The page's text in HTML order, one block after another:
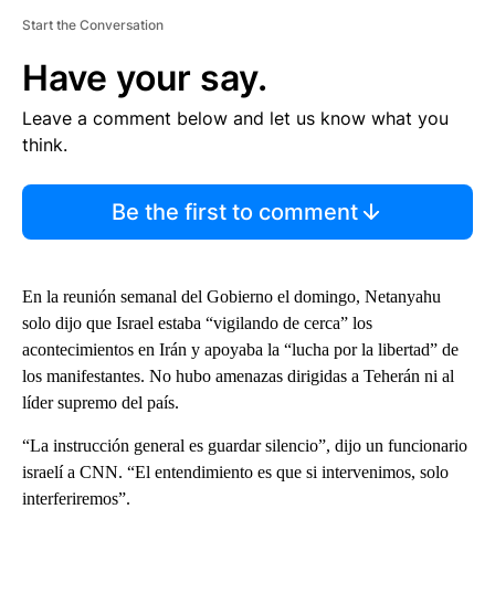
Start the Conversation
Have your say.
Leave a comment below and let us know what you
think.
Be the first to comment
En la reunión semanal del Gobierno el domingo, Netanyahu
solo dijo que Israel estaba “vigilando de cerca” los
acontecimientos en Irán y apoyaba la “lucha por la libertad” de
los manifestantes. No hubo amenazas dirigidas a Teherán ni al
líder supremo del país.
“La instrucción general es guardar silencio”, dijo un funcionario
israelí a CNN. “El entendimiento es que si intervenimos, solo
interferiremos”.